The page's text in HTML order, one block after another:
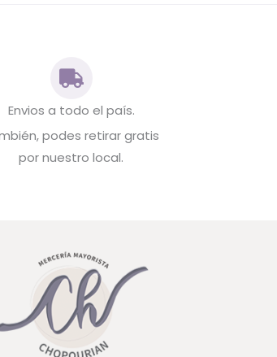
Envios a todo el país.
podes retirar gratis
por nuestro local.